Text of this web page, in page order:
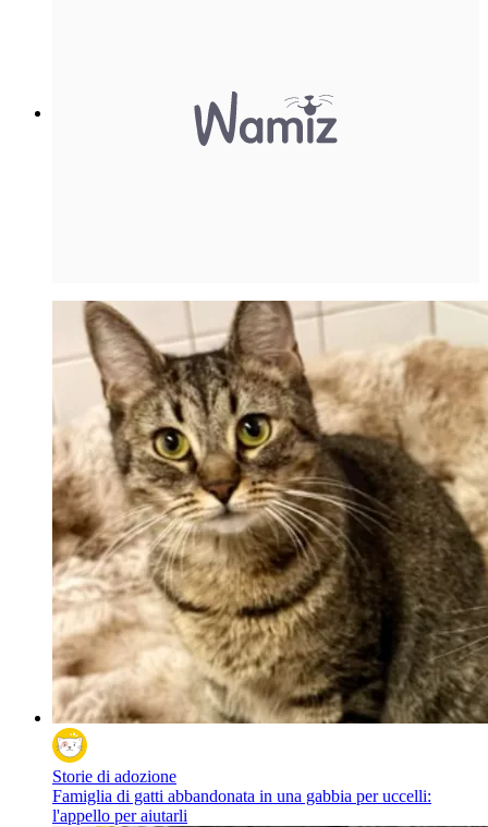
Storie di adozione
Famiglia di gatti abbandonata in una gabbia per uccelli:
l'appello per aiutarli